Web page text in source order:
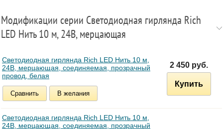
Модификации серии Светодиодная гирлянда Rich
LED Нить 10 м, 24В, мерцающая
Светодиодная гирлянда Rich LED Нить 10 м,
24В, мерцающая, соединяемая, прозрачный
провод, белая
Сравнить В желания
2 450 руб.
Купить
Светодиодная гирлянда Rich LED Нить 10 м,
24В, мерцающая, соединяемая, прозрачный